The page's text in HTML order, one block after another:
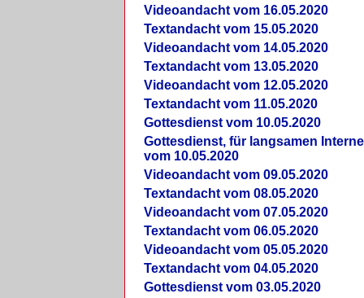
Videoandacht vom 16.05.2020
Textandacht vom 15.05.2020
Videoandacht vom 14.05.2020
Textandacht vom 13.05.2020
Videoandacht vom 12.05.2020
Textandacht vom 11.05.2020
Gottesdienst vom 10.05.2020
Gottesdienst, für langsamen
vom 10.05.2020
Videoandacht vom 09.05.2020
Textandacht vom 08.05.2020
Videoandacht vom 07.05.2020
Textandacht vom 06.05.2020
Videoandacht vom 05.05.2020
Textandacht vom 04.05.2020
Gottesdienst vom 03.05.2020